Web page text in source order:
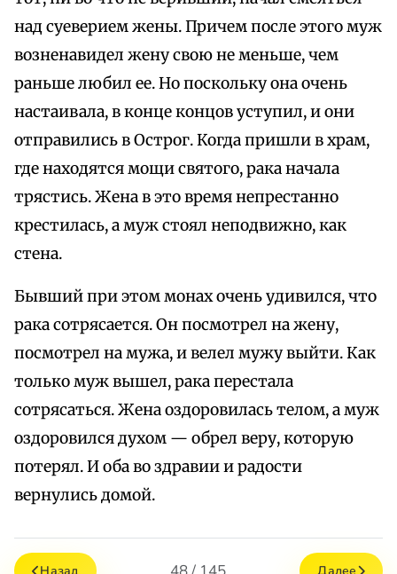
над суеверием жены. Причем после этого муж
возненавидел жену свою не меньше, чем
раньше любил ее. Но поскольку она очень
настаивала, в конце концов уступил, и они
отправились в Острог. Когда пришли в храм,
где находятся мощи святого, рака начала
трястись. Жена в это время непрестанно
крестилась, а муж стоял неподвижно, как
стена.
Бывший при этом монах очень удивился, что
рака сотрясается. Он посмотрел на жену,
посмотрел на мужа, и велел мужу выйти. Как
только муж вышел, рака перестала
сотрясаться. Жена оздоровилась телом, а муж
оздоровился духом — обрел веру, которую
потерял. И оба во здравии и радости
вернулись домой.